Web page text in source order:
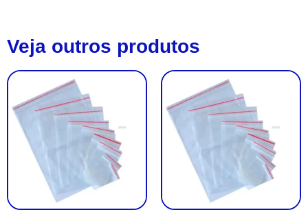
Veja outros produtos